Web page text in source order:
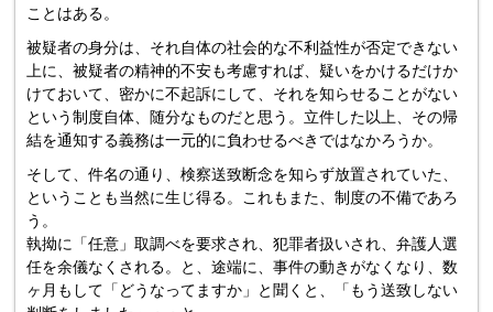
ことはある。
被疑者の身分は、それ自体の社会的な不利益性が否定できない
上に、被疑者の精神的不安も考慮すれば、疑いをかけるだけか
けておいて、密かに不起訴にして、それを知らせることがない
という制度自体、随分なものだと思う。立件した以上、その帰
結を通知する義務は一元的に負わせるべきではなかろうか。
そして、件名の通り、検察送致断念を知らず放置されていた、
ということも当然に生じ得る。これもまた、制度の不備であろ
う。
執拗に「任意」取調べを要求され、犯罪者扱いされ、弁護人選
任を余儀なくされる。と、途端に、事件の動きがなくなり、数
ヶ月もして「どうなってますか」と聞くと、「もう送致しない